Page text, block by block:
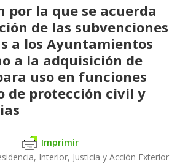
por la que se acuerda
de las subvenciones
a los Ayuntamientos
a la adquisición de
uso en funciones
de protección civil y
Imprimir
Interior, Justicia y Acción Exterior